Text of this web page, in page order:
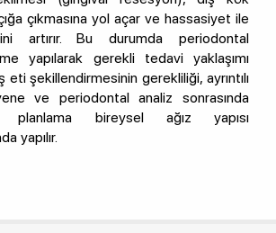
çıkmasına yol açar ve hassasiyet ile
artırır. Bu durumda periodontal
yapılarak gerekli tedavi yaklaşımı
eti şekillendirmesinin gerekliliği, ayrıntılı
ve periodontal analiz sonrasında
planlama bireysel ağız yapısı
yapılır.